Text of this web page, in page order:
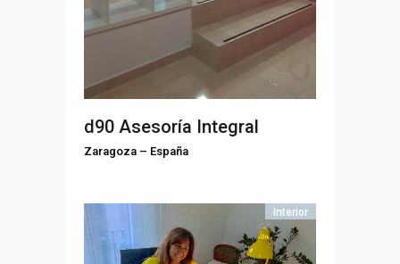
d90 Asesoría Integral
Zaragoza – España
Interior